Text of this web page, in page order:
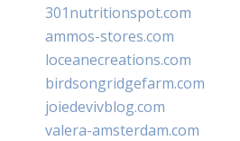
301nutritionspot.com
ammos-stores.com
loceanecreations.com
birdsongridgefarm.com
joiedevivblog.com
valera-amsterdam.com